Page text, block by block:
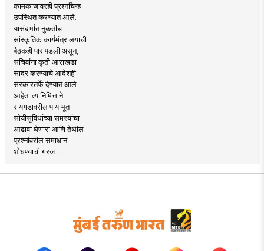
कामकाजावरही प्रश्नचिन्ह
उपस्थित करण्यात आले.
यासंदर्भात नुकतीच
सांस्कृतिक कार्यमंत्रालयाची
बैठकही पार पडली असून,
सचिवांना कृती आराखडा
सादर करण्याचे आदेशही
सरकारतर्फे देण्यात आले
आहेत. त्यानिमित्ताने
रायगडावरील पायाभूत
सोयीसुविधांच्या समस्यांचा
आढावा घेणारा आणि तेथील
प्रश्नांवरील समाधान
शोधण्याची गरज ..